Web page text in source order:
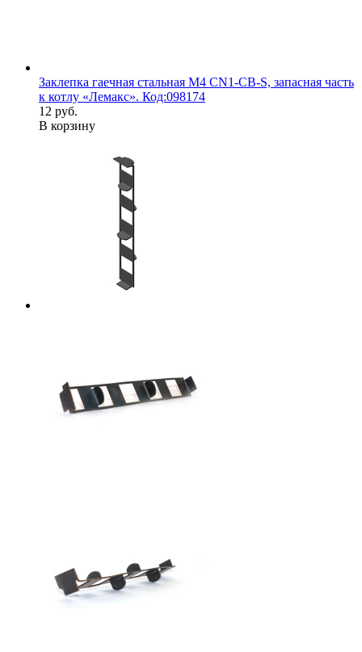
Заклепка гаечная стальная М4 CN1-CB-S, запасная часть
к котлу «Лемакс». Код:098174
12 руб.
В корзину